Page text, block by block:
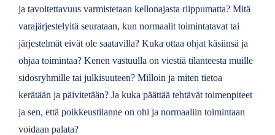
ja tavoitettavuus varmistetaan kellonajasta riippumatta? Mitä
varajärjestelyitä seurataan, kun normaalit toimintatavat tai
järjestelmät eivät ole saatavilla? Kuka ottaa ohjat käsiinsä ja
ohjaa toimintaa? Kenen vastuulla on viestiä tilanteesta muille
sidosryhmille tai julkisuuteen? Milloin ja miten tietoa
kerätään ja päivitetään? Ja kuka päättää tehtävät toimenpiteet
ja sen, että poikkeustilanne on ohi ja normaaliin toimintaan
voidaan palata?